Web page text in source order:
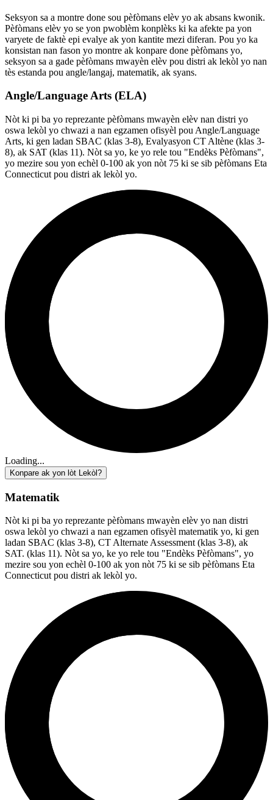
Seksyon sa a montre done sou pèfòmans elèv yo ak absans kwonik.
Pèfòmans elèv yo se yon pwoblèm konplèks ki ka afekte pa yon
varyete de faktè epi evalye ak yon kantite mezi diferan. Pou yo ka
konsistan nan fason yo montre ak konpare done pèfòmans yo,
seksyon sa a gade pèfòmans mwayèn elèv pou distri ak lekòl yo nan
tès estanda pou angle/langaj, matematik, ak syans.
Angle/Language Arts (ELA)
Nòt ki pi ba yo reprezante pèfòmans mwayèn elèv nan distri yo
oswa lekòl yo chwazi a nan egzamen ofisyèl pou Angle/Language
Arts, ki gen ladan SBAC (klas 3-8), Evalyasyon CT Altène (klas 3-
8), ak SAT (klas 11). Nòt sa yo, ke yo rele tou "Endèks Pèfòmans",
yo mezire sou yon echèl 0-100 ak yon nòt 75 ki se sib pèfòmans Eta
Connecticut pou distri ak lekòl yo.
Loading...
Konpare ak yon lòt Lekòl?
Matematik
Nòt ki pi ba yo reprezante pèfòmans mwayèn elèv yo nan distri
oswa lekòl yo chwazi a nan egzamen ofisyèl matematik yo, ki gen
ladan SBAC (klas 3-8), CT Alternate Assessment (klas 3-8), ak
SAT. (klas 11). Nòt sa yo, ke yo rele tou "Endèks Pèfòmans", yo
mezire sou yon echèl 0-100 ak yon nòt 75 ki se sib pèfòmans Eta
Connecticut pou distri ak lekòl yo.